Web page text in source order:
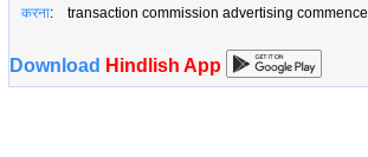
करना: transaction commission advertising commence
Download Hindlish App